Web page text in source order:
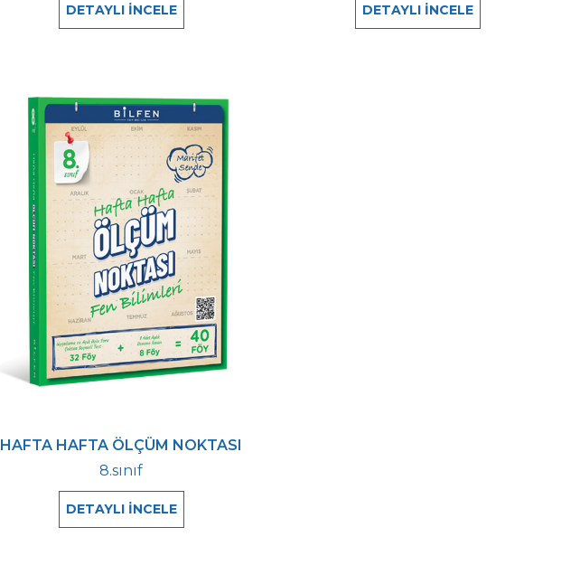
DETAYLI İNCELE DETAYLI İNCELE
HAFTA HAFTA ÖLÇÜM NOKTASI
8.sınıf
DETAYLI İNCELE